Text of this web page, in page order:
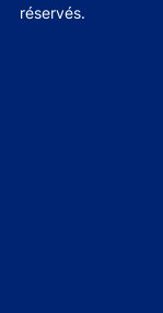
réservés.